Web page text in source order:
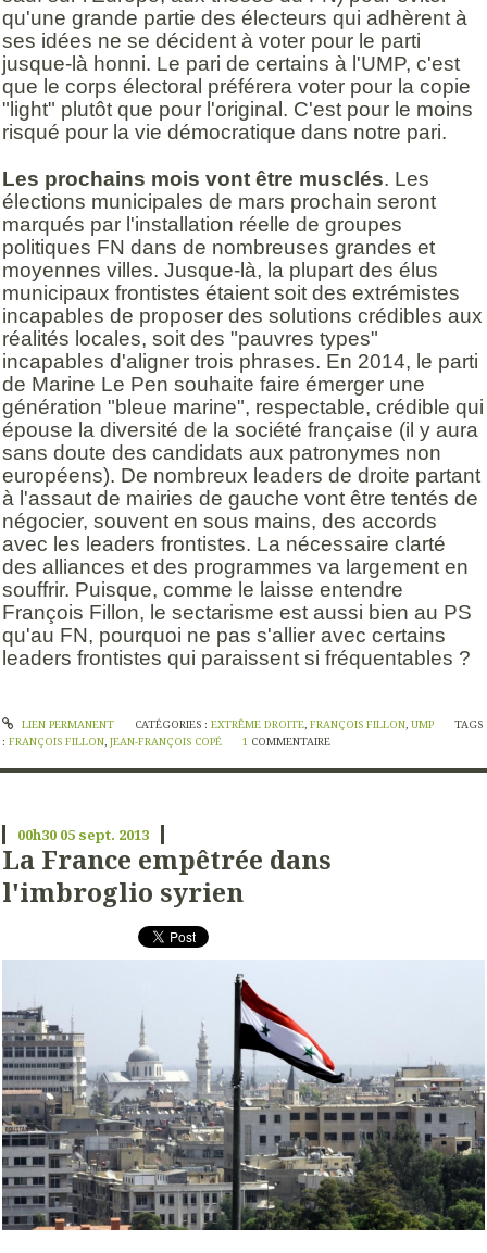
qu'une grande partie des électeurs qui adhèrent à
ses idées ne se décident à voter pour le parti
jusque-là honni. Le pari de certains à l'UMP, c'est
que le corps électoral préférera voter pour la copie
"light" plutôt que pour l'original. C'est pour le moins
risqué pour la vie démocratique dans notre pari.
Les prochains mois vont être musclés. Les
élections municipales de mars prochain seront
marqués par l'installation réelle de groupes
politiques FN dans de nombreuses grandes et
moyennes villes. Jusque-là, la plupart des élus
municipaux frontistes étaient soit des extrémistes
incapables de proposer des solutions crédibles aux
réalités locales, soit des "pauvres types"
incapables d'aligner trois phrases. En 2014, le parti
de Marine Le Pen souhaite faire émerger une
génération "bleue marine", respectable, crédible qui
épouse la diversité de la société française (il y aura
sans doute des candidats aux patronymes non
européens). De nombreux leaders de droite partant
à l'assaut de mairies de gauche vont être tentés de
négocier, souvent en sous mains, des accords
avec les leaders frontistes. La nécessaire clarté
des alliances et des programmes va largement en
souffrir. Puisque, comme le laisse entendre
François Fillon, le sectarisme est aussi bien au PS
qu'au FN, pourquoi ne pas s'allier avec certains
leaders frontistes qui paraissent si fréquentables ?
LIEN PERMANENT CATÉGORIES : EXTRÊME DROITE, FRANÇOIS FILLON, UMP
TAGS
: FRANÇOIS FILLON, JEAN-FRANÇOIS COPÉ 1 COMMENTAIRE
00h30 05 sept. 2013
La France empêtrée dans
l'imbroglio syrien